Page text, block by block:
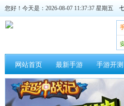
您好！今天是：2026-08-07 11:37:37 星期五
网站首页 最新手游 手游开测